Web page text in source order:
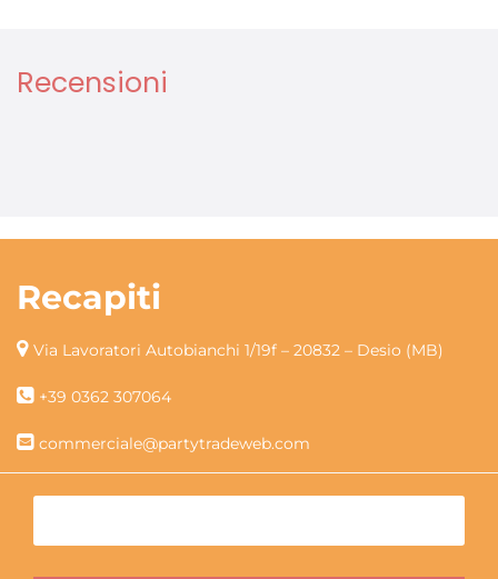
Recensioni
Recapiti
Via Lavoratori Autobianchi 1/19f – 20832 – Desio (MB)
+39 0362 307064
commerciale@partytradeweb.com